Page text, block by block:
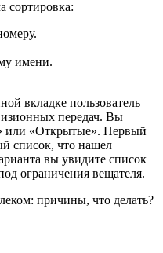
сортировка:
имени.
вкладке пользователь
передач. Вы
или «Открытые». Первый
список, что нашел
вы увидите список
ограничения вещателя.
причины, что делать?